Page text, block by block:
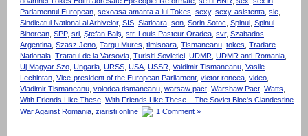
Parlamentul European, sexoasa amanta a lui Tokes, sexy, sexy-asistenta, sie,
Sindicatul National al Arhivelor, SIS, Slatioara, son, Sorin Sotoc, Spinul , Spinul
Bihorean, SPP, sri, Ştefan Balş, str. Louis Pasteur Oradea, svr, Szabados
Argentina, Szasz Jeno, Targu Mures, timisoara, Tismaneanu, tokes, Tradare
Nationala, Tratatul de la Varsovia, Turisiti Sovietici, UDMR, UDMR anti-Romania,
Uj Magyar Szo, Ungaria, URSS, USA, USSR, Valdimir Tismaneanu, Vasile
Lechintan, Vice-president of the European Parliament, victor roncea, video,
Vladimir Tismaneanu, volodea tismaneanu, warsaw pact, Warshaw Pact, Watts,
With Friends Like These, With Friends Like These... The Soviet Bloc's Clandestine
War Against Romania ziaristi online 1 Comment »